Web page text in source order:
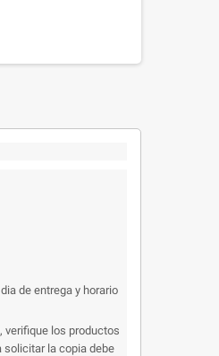
de entrega y horario
verifique los productos
solicitar la copia debe